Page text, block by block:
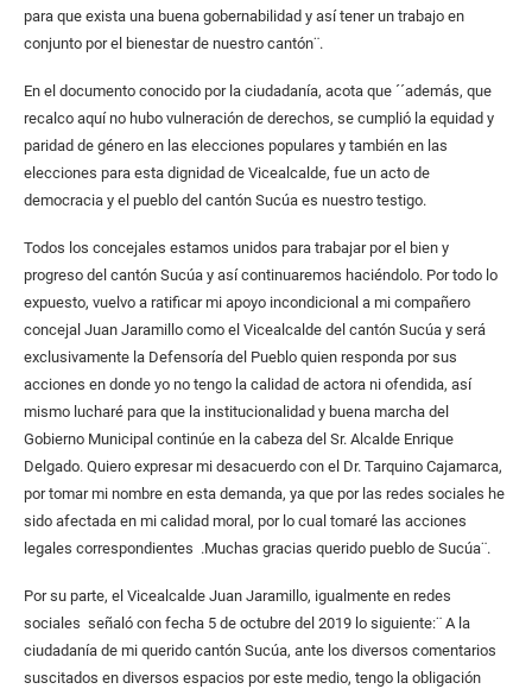
para que exista una buena gobernabilidad y así tener un trabajo en
conjunto por el bienestar de nuestro cantón¨.
En el documento conocido por la ciudadanía, acota que ´´además, que
recalco aquí no hubo vulneración de derechos, se cumplió la equidad y
paridad de género en las elecciones populares y también en las
elecciones para esta dignidad de Vicealcalde, fue un acto de
democracia y el pueblo del cantón Sucúa es nuestro testigo.
Todos los concejales estamos unidos para trabajar por el bien y
progreso del cantón Sucúa y así continuaremos haciéndolo. Por todo lo
expuesto, vuelvo a ratificar mi apoyo incondicional a mi compañero
concejal Juan Jaramillo como el Vicealcalde del cantón Sucúa y será
exclusivamente la Defensoría del Pueblo quien responda por sus
acciones en donde yo no tengo la calidad de actora ni ofendida, así
mismo lucharé para que la institucionalidad y buena marcha del
Gobierno Municipal continúe en la cabeza del Sr. Alcalde Enrique
Delgado. Quiero expresar mi desacuerdo con el Dr. Tarquino Cajamarca,
por tomar mi nombre en esta demanda, ya que por las redes sociales he
sido afectada en mi calidad moral, por lo cual tomaré las acciones
legales correspondientes .Muchas gracias querido pueblo de Sucúa¨.
Por su parte, el Vicealcalde Juan Jaramillo, igualmente en redes
sociales señaló con fecha 5 de octubre del 2019 lo siguiente:¨ A la
ciudadanía de mi querido cantón Sucúa, ante los diversos comentarios
suscitados en diversos espacios por este medio, tengo la obligación